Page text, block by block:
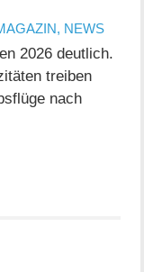
, NEWS
2026 deutlich.
treiben
nach